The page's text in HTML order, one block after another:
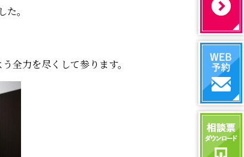
。
全力を尽くして参ります。